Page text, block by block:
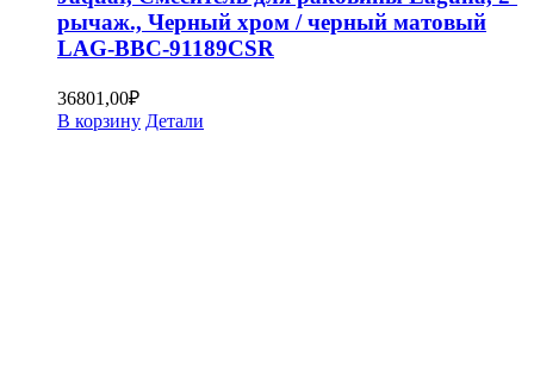
рычаж., Черный хром / черный матовый
LAG-BBC-91189CSR
36801,00₽
В корзину Детали